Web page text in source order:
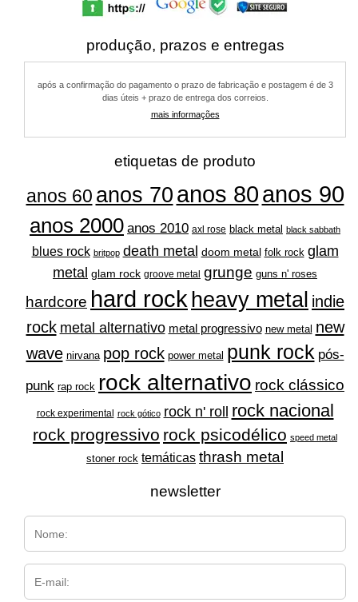
produção, prazos e entregas
após a confirmação do pagamento o prazo de fabricação e postagem é de 3
dias úteis + prazo de entrega dos correios.
mais informações
etiquetas de produto
anos 60 anos 70 anos 80anos 90
anos 2000 anos 2010 axl rose black metal black sabbath
blues rock britpop death metal doom metal folk rock glam
metal glam rock groove metal grunge guns n' roses
hardcore hard rock heavy metal indie
rock metal alternativo metal progressivo new metal new
wave nirvana pop rock power metal punk rock pós-
punk rap rock rock alternativo rock clássico
rock experimental rock gótico rock n' roll rock nacional
rock progressivo rock psicodélico speed metal
stoner rock temáticas thrash metal
newsletter